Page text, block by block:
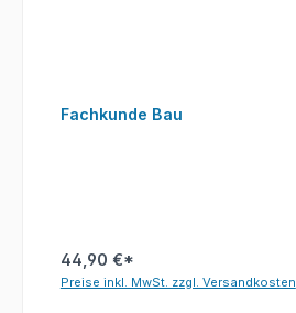
Fachkunde Bau
44,90 €*
Preise inkl. MwSt. zzgl. Versandkosten